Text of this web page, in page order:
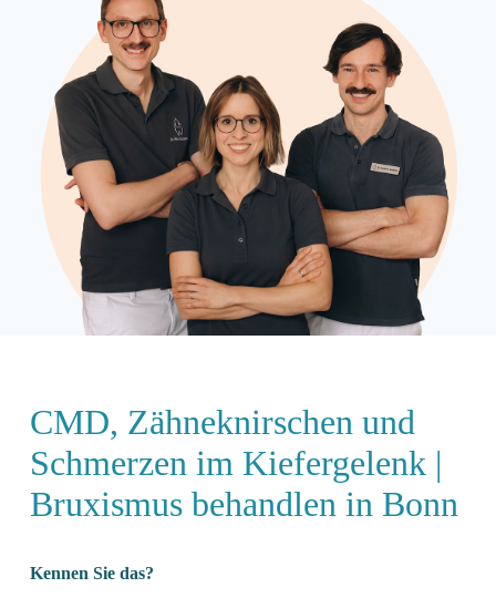
CMD, Zähne­knirschen und
Schmerzen im Kiefer­gelenk |
Bruxismus behandlen in Bonn
Kennen Sie das?